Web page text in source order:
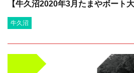
【牛久沼2020年3月たまやボート大
牛久沼